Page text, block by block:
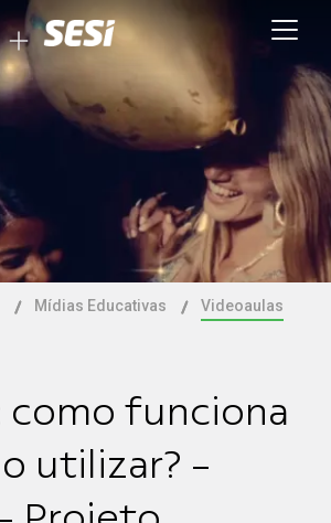
Mídias Educativas Videoaulas
como funciona
utilizar? -